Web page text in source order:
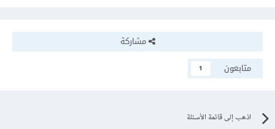
مشاركة
متابعون
1
اذهب إلى قائمة الأسئلة